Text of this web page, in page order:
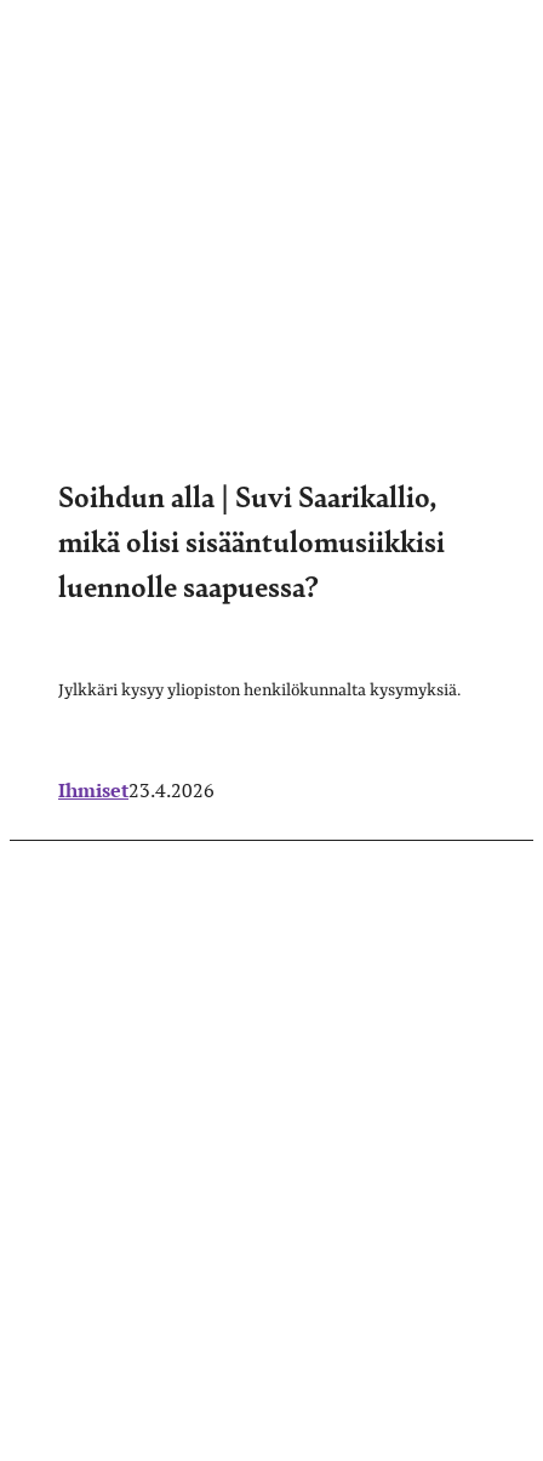
Soihdun alla | Suvi Saarikallio,
mikä olisi sisääntulomusiikkisi
luennolle saapuessa?
Jylkkäri kysyy yliopiston henkilökunnalta kysymyksiä.
Ihmiset23.4.2026